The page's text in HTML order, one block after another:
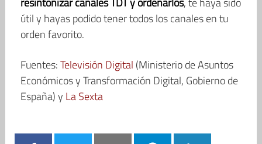
útil y hayas podido tener todos los canales en tu
orden favorito.
Fuentes:Televisión Digital (Ministerio de Asuntos
Económicos y Transformación Digital, Gobierno de
España) y La Sexta